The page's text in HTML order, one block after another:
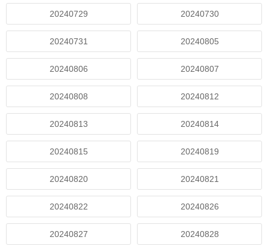
20240729 20240730
20240731 20240805
20240806 20240807
20240808 20240812
20240813 20240814
20240815 20240819
20240820 20240821
20240822 20240826
20240827 20240828